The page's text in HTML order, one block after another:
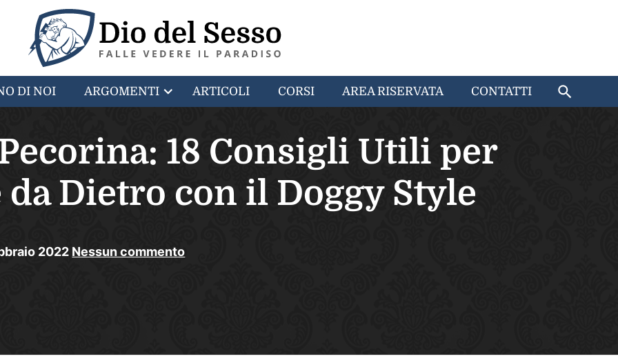
DI NOI ARGOMENTI ARTICOLI CORSI AREA RISERVATA CONTATTI
18 Consigli Utili per
Dietro con il Doggy Style
2022 Nessun commento